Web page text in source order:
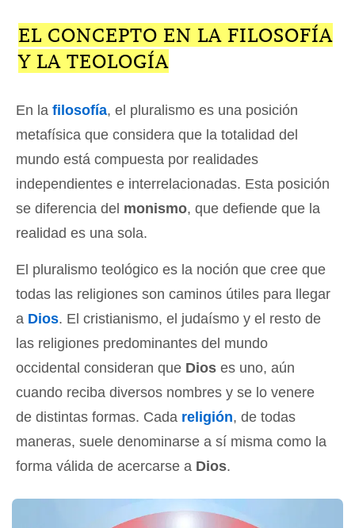
EL CONCEPTO EN LA FILOSOFÍA
Y LA TEOLOGÍA
En la filosofía, el pluralismo es una posición
metafísica que considera que la totalidad del
mundo está compuesta por realidades
independientes e interrelacionadas. Esta posición
se diferencia del monismo, que defiende que la
realidad es una sola.
El pluralismo teológico es la noción que cree que
todas las religiones son caminos útiles para llegar
a Dios. El cristianismo, el judaísmo y el resto de
las religiones predominantes del mundo
occidental consideran que Dios es uno, aún
cuando reciba diversos nombres y se lo venere
de distintas formas. Cada religión, de todas
maneras, suele denominarse a sí misma como la
forma válida de acercarse a Dios.